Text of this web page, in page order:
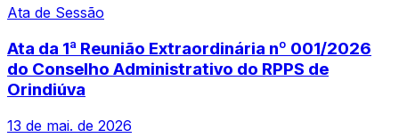
Ata de Sessão
Ata da 1ª Reunião Extraordinária nº 001/2026
do Conselho Administrativo do RPPS de
Orindiúva
13 de mai. de 2026